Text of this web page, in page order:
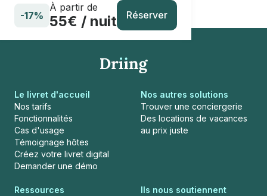
-17%
À partir de
55€ / nuit Réserver
Le livret d'accueil
Nos tarifs
Fonctionnalités
Cas d'usage
Témoignage hôtes
Créez votre livret digital
Demander une démo
Nos autres solutions
Trouver une conciergerie
Des locations de vacances
au prix juste
Ressources
Ils nous soutiennent